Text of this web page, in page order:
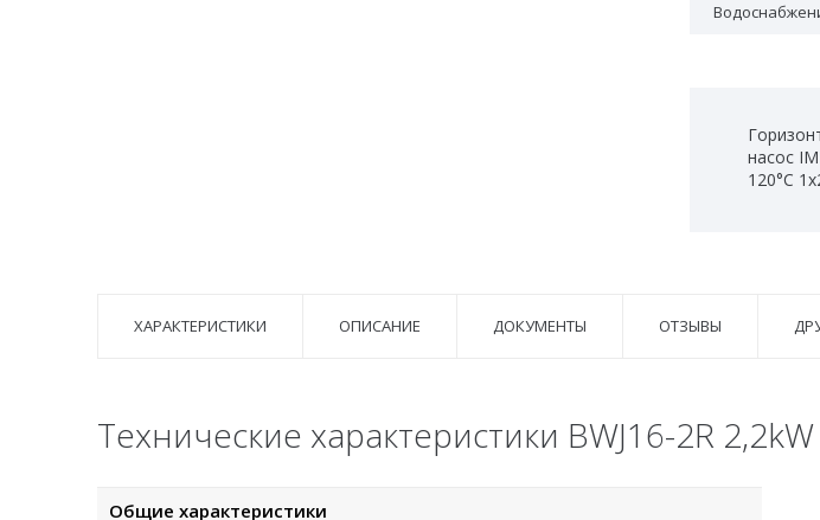
насос
120°C
ХАРАКТЕРИСТИКИ ОПИСАНИЕ ДОКУМЕНТЫ ОТЗЫВЫ
Технические характеристики BWJ16-2R
Общие характеристики